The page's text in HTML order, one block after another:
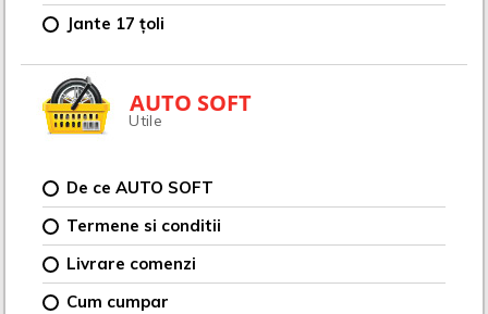
Jante 17 țoli
AUTO SOFT
Utile
De ce AUTO SOFT
Termene si conditii
Livrare comenzi
Cum cumpar